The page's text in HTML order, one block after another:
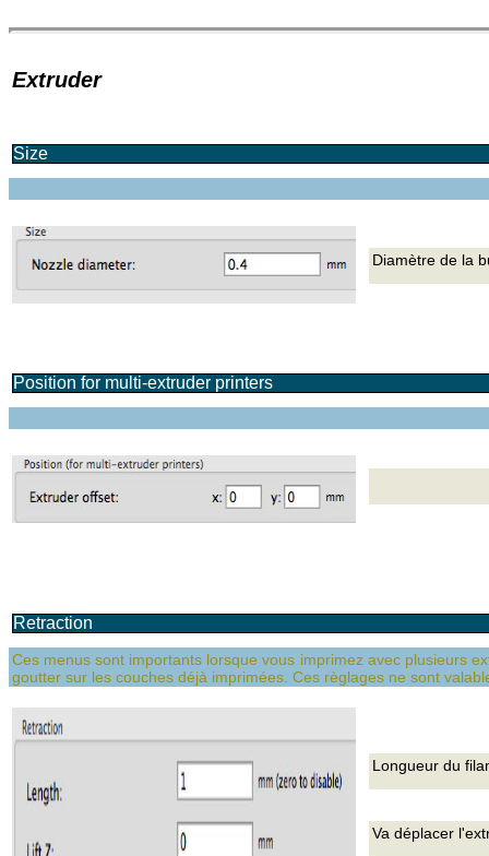
Extruder
Position for multi-extruder printers
Size
Diamètre de la
Retraction
Longueur du
Va déplacer
Ces menus sont importants lorsque vous imprimez avec plusieurs
goutter sur les couches déjà imprimées. Ces règlages ne sont